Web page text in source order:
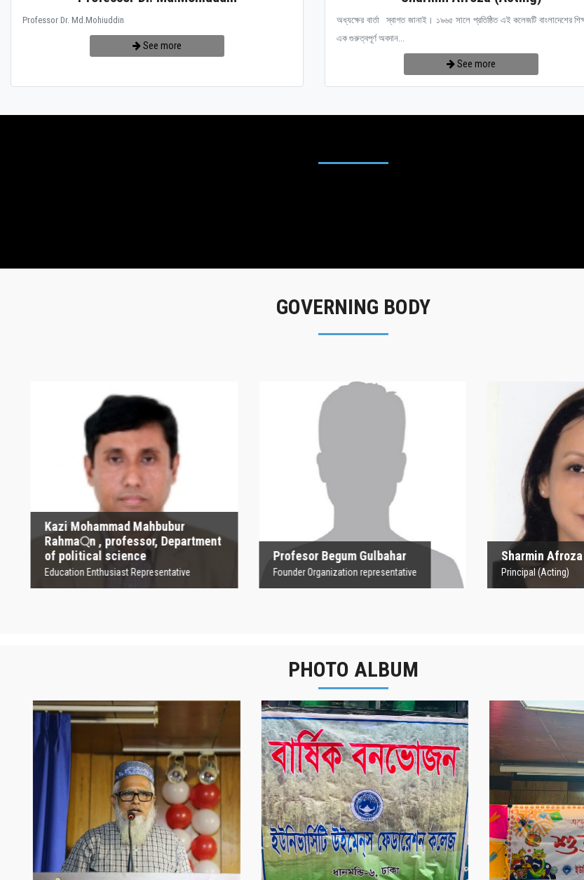
Professor Dr. Md.Mohiuddin
See more
অধ্যক্ষের বার্তা স্বাগত জানাই। ১৯৬৫ সালে প্রতিষ্ঠিত এই কলেজটি বাংলাদেশের
এক গুরুত্বপূর্ণ অবদান...
See more
GOVERNING BODY
Kazi Mohammad Mahbubur
Rahma্‌n , professor, Department
of political science
Education Enthusiast Representative
Kazi Mohammad
Mahbubur Rahma্‌n ,
professor, Department
of political science
Education Enthusiast Representative
Profesor Begum Gulbahar
Founder Organization representative
Profesor Begum
Gulbahar
Founder Organization representative
Sharmin Afroza
Principal (Acting)
PHOTO ALBUM
নবীনবরণ - ২০২৫ বার্ষিক বনভোজন ২০২৫ বাংলা